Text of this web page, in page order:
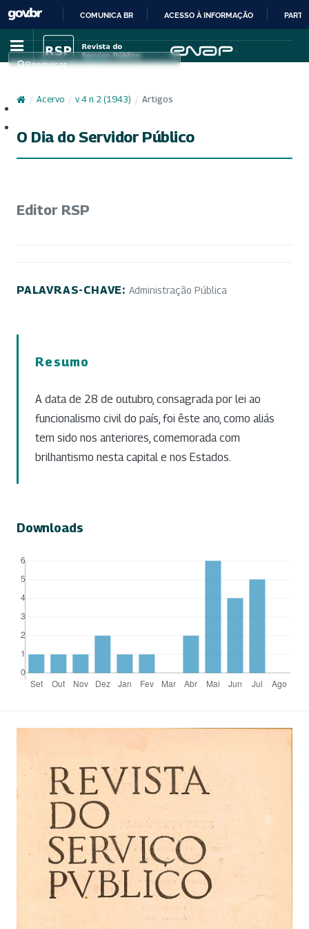
IR
PARA
CONTEÚDO
COMUNICA BR ACESSO À INFORMAÇÃO
Pesquisar
/ Acervo / v. 4 n. 2 (1943) / Artigos
O Dia do Servidor Público
Editor RSP
PALAVRAS-CHAVE: Administração Pública
Resumo
A data de 28 de outubro, consagrada por lei ao
funcionalismo civil do país, foi êste ano, como aliás
tem sido nos anteriores, comemorada com
brilhantismo nesta capital e nos Estados.
Downloads